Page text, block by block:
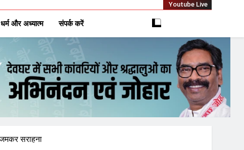
News Network
Youtube Live
धर्म और अध्यात्म संपर्क करें
सराहना